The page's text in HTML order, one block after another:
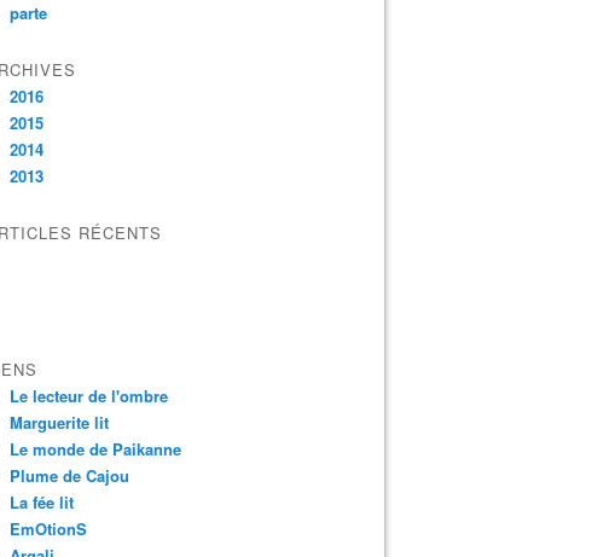
parte
2016
2015
2014
2013
RÉCENTS
Le lecteur de l'ombre
Marguerite lit
Le monde de Paikanne
Plume de Cajou
La fée lit
EmOtionS